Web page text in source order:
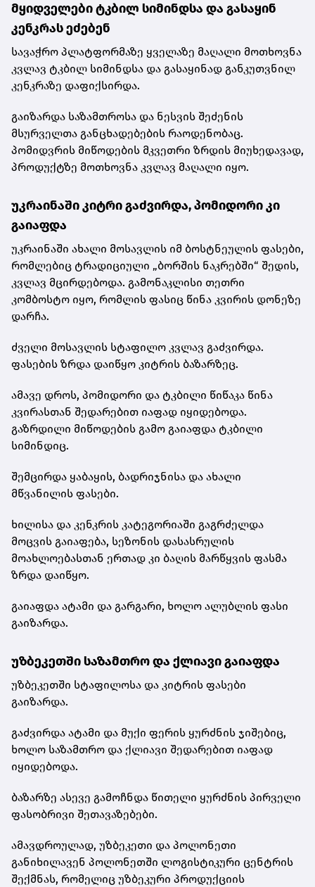
მყიდველები ტკბილ სიმინდსა და გასაყინ
კენკრას ეძებენ
სავაჭრო პლატფორმაზე ყველაზე მაღალი მოთხოვნა
კვლავ ტკბილ სიმინდსა და გასაყინად განკუთვნილ
კენკრაზე დაფიქსირდა.
გაიზარდა საზამთროსა და ნესვის შეძენის
მსურველთა განცხადებების რაოდენობაც.
პომიდვრის მიწოდების მკვეთრი ზრდის მიუხედავად,
პროდუქტზე მოთხოვნა კვლავ მაღალი იყო.
უკრაინაში კიტრი გაძვირდა, პომიდორი კი
გაიაფდა
უკრაინაში ახალი მოსავლის იმ ბოსტნეულის ფასები,
რომლებიც ტრადიციული „ბორშის ნაკრებში“ შედის,
კვლავ მცირდებოდა. გამონაკლისი თეთრი
კომბოსტო იყო, რომლის ფასიც წინა კვირის დონეზე
დარჩა.
ძველი მოსავლის სტაფილო კვლავ გაძვირდა.
ფასების ზრდა დაიწყო კიტრის ბაზარზეც.
ამავე დროს, პომიდორი და ტკბილი წიწაკა წინა
კვირასთან შედარებით იაფად იყიდებოდა.
გაზრდილი მიწოდების გამო გაიაფდა ტკბილი
სიმინდიც.
შემცირდა ყაბაყის, ბადრიჯნისა და ახალი
მწვანილის ფასები.
ხილისა და კენკრის კატეგორიაში გაგრძელდა
მოცვის გაიაფება, სეზონის დასასრულის
მოახლოებასთან ერთად კი ბაღის მარწყვის ფასმა
ზრდა დაიწყო.
გაიაფდა ატამი და გარგარი, ხოლო ალუბლის ფასი
გაიზარდა.
უზბეკეთში საზამთრო და ქლიავი გაიაფდა
უზბეკეთში სტაფილოსა და კიტრის ფასები
გაიზარდა.
გაძვირდა ატამი და მუქი ფერის ყურძნის ჯიშებიც,
ხოლო საზამთრო და ქლიავი შედარებით იაფად
იყიდებოდა.
ბაზარზე ასევე გამოჩნდა წითელი ყურძნის პირველი
ფასობრივი შეთავაზებები.
ამავდროულად, უზბეკეთი და პოლონეთი
განიხილავენ პოლონეთში ლოგისტიკური ცენტრის
შექმნას, რომელიც უზბეკური პროდუქციის